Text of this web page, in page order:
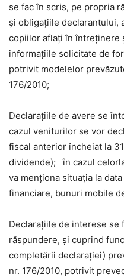
se fac în scris, pe propria
şi obligaţiile declarantului,
copiilor aflaţi în întreţinere
informațiile solicitate de
potrivit modelelor
176/2010;
Declaraţiile de avere se
cazul veniturilor se vor
fiscal anterior încheiat la
dividende); în cazul
va menționa situația la
financiare, bunuri mobile
Declaraţiile de interese se
răspundere, şi cuprind
completării declarației)
nr. 176/2010, potrivit